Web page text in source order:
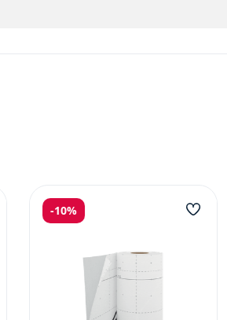
-10%